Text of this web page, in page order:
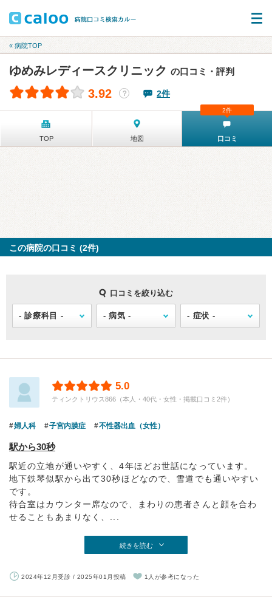
« 病院TOP
ゆめみレディースクリニック の口コミ・評判
3.92 ？ 2件
TOP 地図 口コミ
2件
この病院の口コミ (2件)
口コミを絞り込む
5.0
ティンクトリウス866（本人・40代・女性・掲載口コミ2件）
婦人科 子宮内膜症 不性器出血（女性）
駅から30秒
駅近の立地が通いやすく、4年ほどお世話になっています。
地下鉄琴似駅から出て30秒ほどなので、雪道でも通いやすい
です。
待合室はカウンター席なので、まわりの患者さんと顔を合わ
せることもあまりなく、...
続きを読む
2024年12月受診 / 2025年01月投稿 1人が参考になった